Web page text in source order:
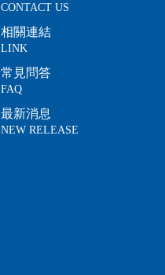
CONTACT US
相關連結
LINK
常見問答
FAQ
最新消息
NEW RELEASE